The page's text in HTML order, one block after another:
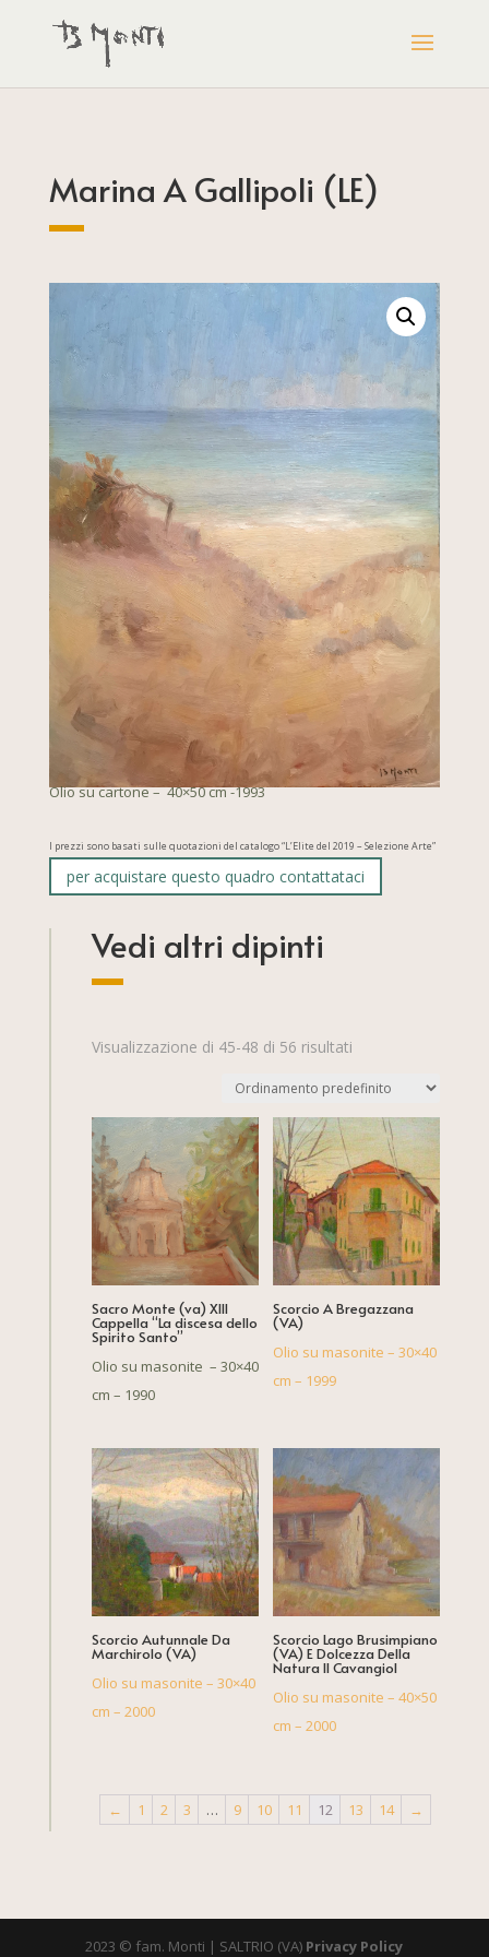
Marina A Gallipoli (LE)
Olio su cartone – 40×50 cm -1993
I prezzi sono basati sulle quotazioni del catalogo “L’Elite del 2019 – Selezione Arte”
per acquistare questo quadro contattataci
Vedi altri dipinti
Visualizzazione di 45-48 di 56 risultati
Sacro Monte (va) XIII
Cappella “La discesa dello
Spirito Santo”
Olio su masonite – 30×40
cm – 1990
Scorcio A Bregazzana
(VA)
Olio su masonite – 30×40
cm – 1999
Scorcio Autunnale Da
Marchirolo (VA)
Olio su masonite – 30×40
cm – 2000
Scorcio Lago Brusimpiano
(VA) E Dolcezza Della
Natura Il Cavangiol
Olio su masonite – 40×50
cm – 2000
← 1 2 3 … 9 10 11 12 13 14 →
2023 © fam. Monti | SALTRIO (VA) Privacy Policy